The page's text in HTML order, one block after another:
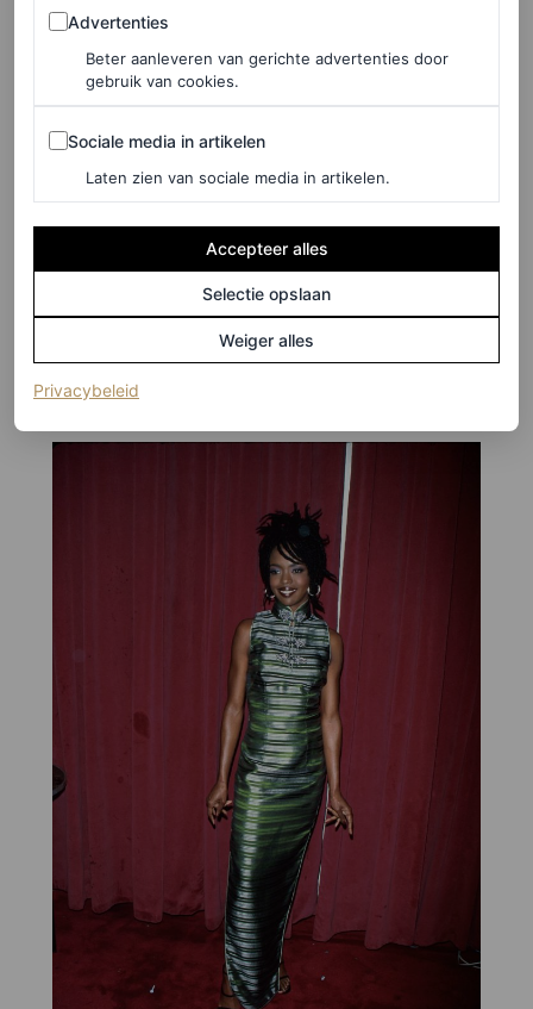
©STEVE EICHNER / GETTY IMAGES
8/17
1998
Lauryn Hill tijdens het benefiet evenement van Refugee
Project in New York City.
Advertenties
Advertenties
Beter aanleveren van gerichte advertenties door
gebruik van cookies.
Sociale media in artikelen
Sociale media in artikelen
Laten zien van sociale media in artikelen.
Accepteer alles
Selectie opslaan
Weiger alles
Privacybeleid